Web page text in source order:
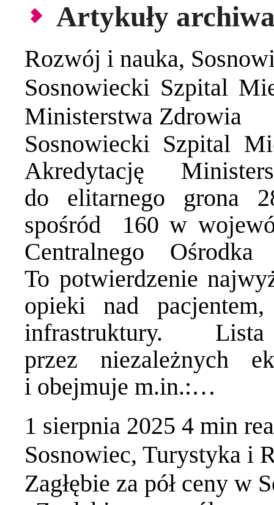
Artykuły
Rozwój i nauka,
Sosnowiecki Szpital
Ministerstwa Zdrowia
Sosnowiecki Szpital
Akredytację
do elitarnego grona
spośród 160 w
Centralnego Ośrodka
To potwierdzenie
opieki nad
infrastruktury.
przez niezależnych
i obejmuje m.in.:…
1 sierpnia 2025 4 min
Sosnowiec, Turystyka i
Zagłębie za pół ceny w